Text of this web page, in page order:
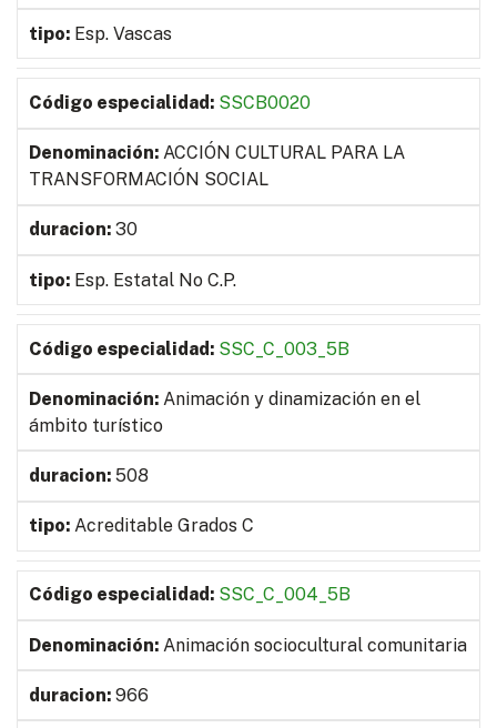
Esp. Vascas
SSCB0020
ACCIÓN CULTURAL PARA LA
TRANSFORMACIÓN SOCIAL
30
Esp. Estatal No C.P.
SSC_C_003_5B
Animación y dinamización en el
ámbito turístico
508
Acreditable Grados C
SSC_C_004_5B
Animación sociocultural comunitaria
966